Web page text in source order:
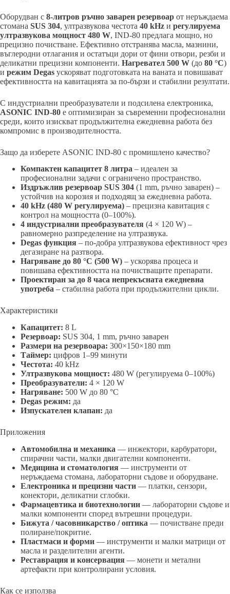
Оборудван с 8-литров ръчно заварен резервоар от неръждаема
стомана SUS 304, ултразвукова честота 40 kHz и регулируема
ултразвукова мощност 480 W, IND-80 предлага мощно, но
прецизно почистване. Ефективно отстранява масла, мазнини,
въглеродни отлагания и остатъци дори от фини отвори, резби и
деликатни прецизни компоненти. Нагревател 500 W (до 80 °C)
и режим Degas ускоряват подготовката на ваната и повишават
ефективността на кавитацията за по-бързи и стабилни резултати.
С индустриални преобразуватели и подсилена електроника,
ASONIC IND-80 е оптимизиран за съвременни професионални
среди, които изискват продължителна ежедневна работа без
компромис в производителността.
Защо да изберете ASONIC IND-80 с промишлено качество?
Компактен капацитет 8 литра – идеален за
професионални задачи с ограничено пространство.
Издръжлив резервоар SUS 304 (1 mm, ръчно заварен) –
устойчив на корозия и подходящ за ежедневна работа.
40 kHz (480 W регулируема) – прецизна кавитация с
контрол на мощността (0–100%).
4 индустриални преобразувателя (4 × 120 W) –
равномерно разпределение на ултразвука.
Degas функция – по-добра ултразвукова ефективност чрез
дегазиране на разтвора.
Нагряване до 80 °C (500 W) – ускорява процеса и
повишава ефективността на почистващите препарати.
Проектиран за до 8 часа непрекъсната ежедневна
употреба – стабилна работа при продължителни цикли.
Характеристики
Капацитет: 8 L
Резервоар: SUS 304, 1 mm, ръчно заварен
Размери на резервоара: 300×150×180 mm
Таймер: цифров 1–99 минути
Честота: 40 kHz
Ултразвукова мощност: 480 W (регулируема 0–100%)
Преобразуватели: 4 × 120 W
Нагряване: 500 W до 80 °C
Degas режим: да
Изпускателен клапан: да
Приложения
Автомобилна и механика — инжектори, карбуратори,
спирачни части, малки двигателни компоненти.
Медицина и стоматология — инструменти от
неръждаема стомана, лабораторни съдове и оборудване.
Електроника и прецизни части — платки, сензори,
конектори, деликатни сглобки.
Фармацевтика и биотехнологии — лабораторни съдове и
малки компоненти според вътрешни процедури.
Бижута / часовникарство / оптика — почистване преди
полиране/покритие.
Пластмаси и форми — инструменти и малки матрици от
масла и разделителни агенти.
Реставрация и консервация — монети и метални
артефакти при контролирани условия.
Как се използва